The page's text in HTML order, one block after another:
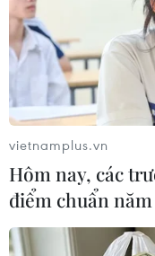
#ma túy đá
#Cưỡng đoạt tài sản
vietnamplus.vn
Hôm nay, các
điểm chuẩn năm